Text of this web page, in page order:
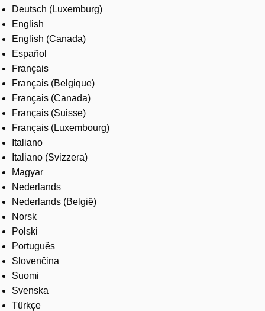
Contact us
Careers
Deutsch (Luxemburg)
English
English (Canada)
Español
Français
Français (Belgique)
Français (Canada)
Français (Suisse)
Français (Luxembourg)
Italiano
Italiano (Svizzera)
Magyar
Nederlands
Nederlands (België)
Norsk
Polski
Português
Slovenčina
Suomi
Svenska
Türkçe